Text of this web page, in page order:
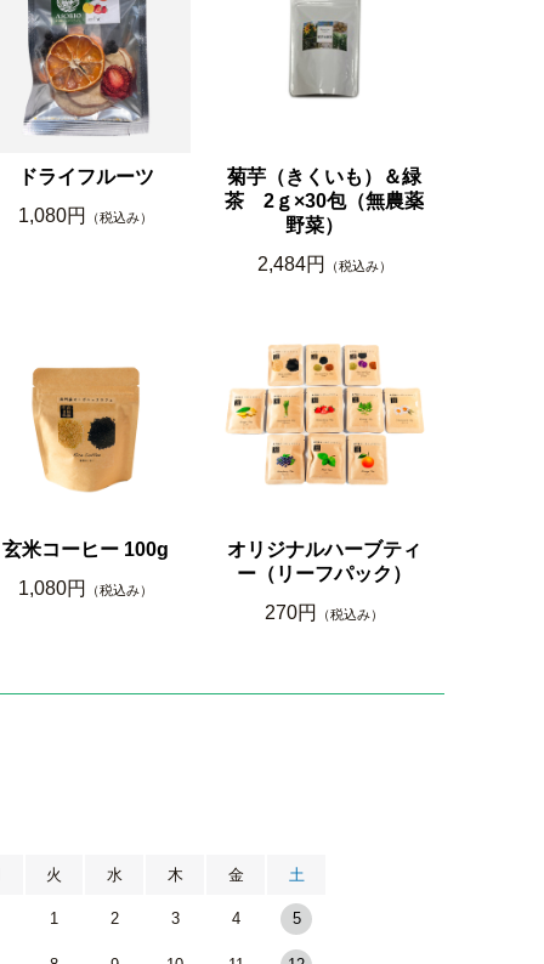
ドライフルーツ
1,080円
（税込み）
菊芋（きくいも）＆緑
茶 2ｇ×30包（無農薬
野菜）
2,484円
（税込み）
玄米コーヒー 100g
1,080円
（税込み）
オリジナルハーブティ
ー（リーフパック）
270円
（税込み）
火 水 木 金 土
1 2 3 4 5